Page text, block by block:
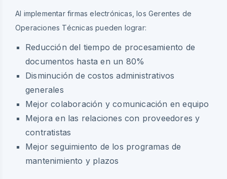
Al implementar firmas electrónicas, los Gerentes de
Operaciones Técnicas pueden lograr:
Reducción del tiempo de procesamiento de
documentos hasta en un 80%
Disminución de costos administrativos
generales
Mejor colaboración y comunicación en equipo
Mejora en las relaciones con proveedores y
contratistas
Mejor seguimiento de los programas de
mantenimiento y plazos